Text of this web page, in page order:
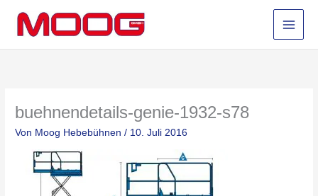
Inhalt
springen
buehnendetails-genie-1932-s78
Von Moog Hebebühnen/ 10. Juli 2016